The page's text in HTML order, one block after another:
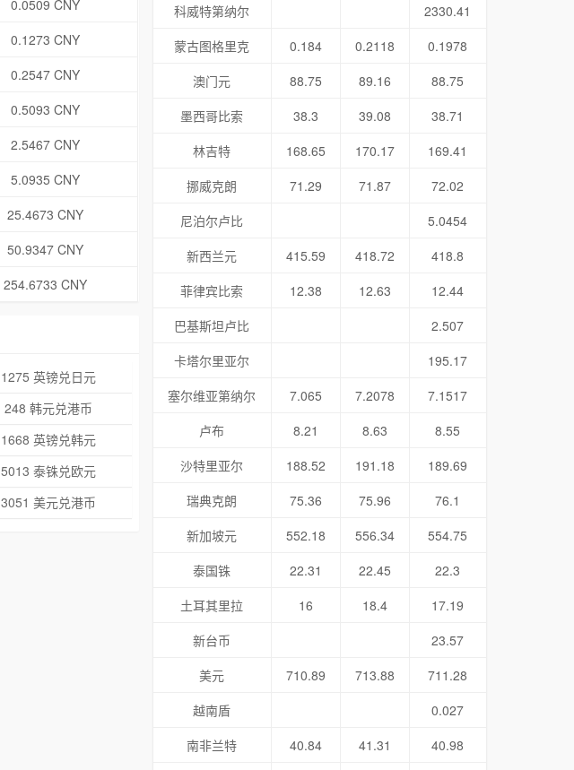
0.0509 CNY
0.1273 CNY
0.2547 CNY
0.5093 CNY
2.5467 CNY
5.0935 CNY
25.4673 CNY
50.9347 CNY
254.6733 CNY
1275 英镑兑日元
248 韩元兑港币
1668 英镑兑韩元
5013 泰铢兑欧元
3051 美元兑港币
科威特第纳尔
2330.41
蒙古图格里克
0.184 0.2118
0.1978
澳门元
88.75 89.16
88.75
墨西哥比索
38.3 39.08
38.71
林吉特
168.65 170.17
169.41
挪威克朗
71.29 71.87
72.02
尼泊尔卢比
5.0454
新西兰元
415.59 418.72
418.8
菲律宾比索
12.38 12.63
12.44
巴基斯坦卢比
2.507
卡塔尔里亚尔
195.17
塞尔维亚第纳尔
7.065 7.2078
7.1517
卢布
8.21 8.63
8.55
沙特里亚尔
188.52 191.18
189.69
瑞典克朗
75.36 75.96
76.1
新加坡元
552.18 556.34
554.75
泰国铢
22.31 22.45
22.3
土耳其里拉
16 18.4
17.19
新台币
23.57
美元
710.89 713.88
711.28
越南盾
0.027
南非兰特
40.84 41.31
40.98